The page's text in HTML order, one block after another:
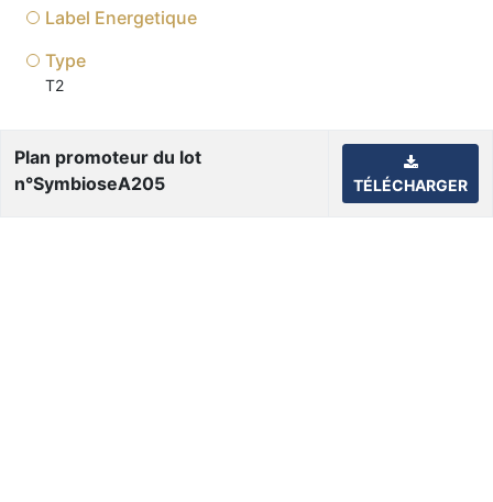
Label Energetique
Type
T2
Plan promoteur du lot
n°SymbioseA205
TÉLÉCHARGER